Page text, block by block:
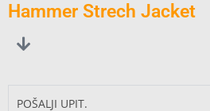
Hammer Strech Jacket
POŠALJI UPIT.